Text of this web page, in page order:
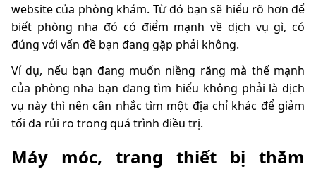
website của phòng khám. Từ đó bạn sẽ hiểu rõ hơn để
biết phòng nha đó có điểm mạnh về dịch vụ gì, có
đúng với vấn đề bạn đang gặp phải không.
Ví dụ, nếu bạn đang muốn niềng răng mà thế mạnh
của phòng nha bạn đang tìm hiểu không phải là dịch
vụ này thì nên cân nhắc tìm một địa chỉ khác để giảm
tối đa rủi ro trong quá trình điều trị.
Máy móc, trang thiết bị thăm